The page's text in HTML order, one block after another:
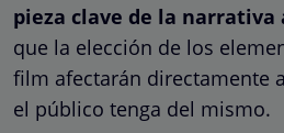
pieza clave de la narrativa
que la elección de los
film afectarán directamente
el público tenga del mismo.